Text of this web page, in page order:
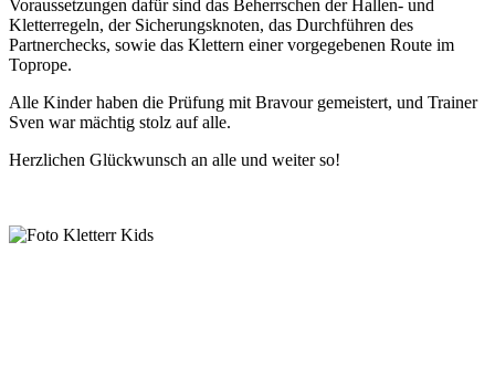
Voraussetzungen dafür sind das Beherrschen der Hallen- und
Kletterregeln, der Sicherungsknoten, das Durchführen des
Partnerchecks, sowie das Klettern einer vorgegebenen Route im
Toprope.
Alle Kinder haben die Prüfung mit Bravour gemeistert, und Trainer
Sven war mächtig stolz auf alle.
Herzlichen Glückwunsch an alle und weiter so!